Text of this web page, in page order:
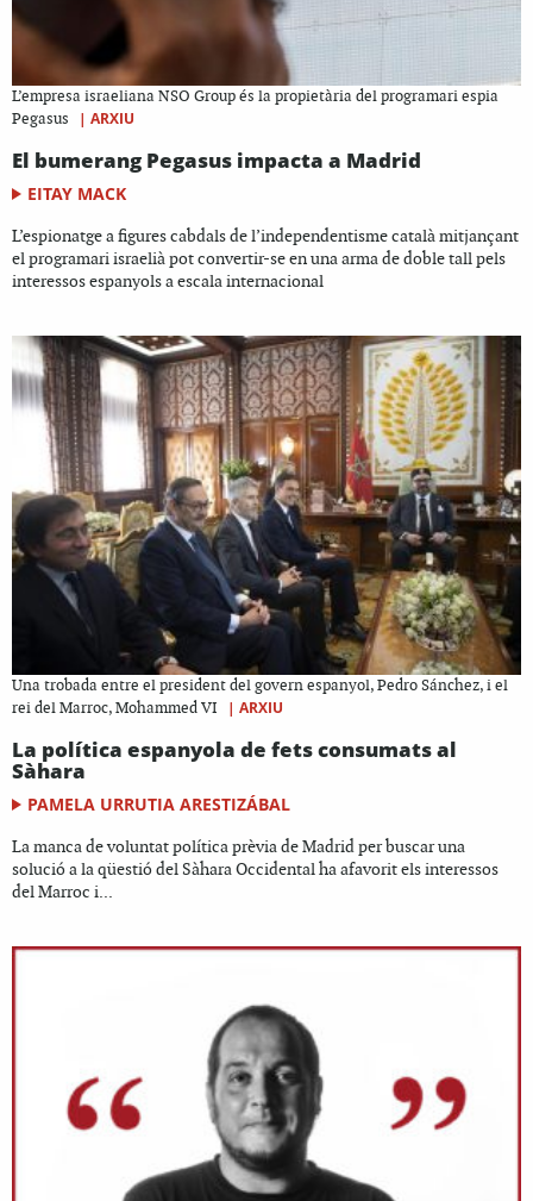
L’empresa israeliana NSO Group és la propietària del programari espia
Pegasus
| ARXIU
El bumerang Pegasus impacta a Madrid
EITAY MACK
L’espionatge a figures cabdals de l’independentisme català mitjançant
el programari israelià pot convertir-se en una arma de doble tall pels
interessos espanyols a escala internacional
Una trobada entre el president del govern espanyol, Pedro Sánchez, i el
rei del Marroc, Mohammed VI
| ARXIU
La política espanyola de fets consumats al
Sàhara
PAMELA URRUTIA ARESTIZÁBAL
La manca de voluntat política prèvia de Madrid per buscar una
solució a la qüestió del Sàhara Occidental ha afavorit els interessos
del Marroc i...